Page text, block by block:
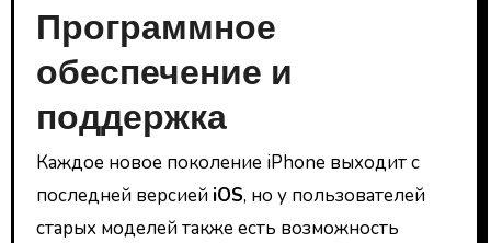
Программное
обеспечение и
поддержка
Каждое новое поколение iPhone выходит с
последней версией iOS, но у пользователей
старых моделей также есть возможность